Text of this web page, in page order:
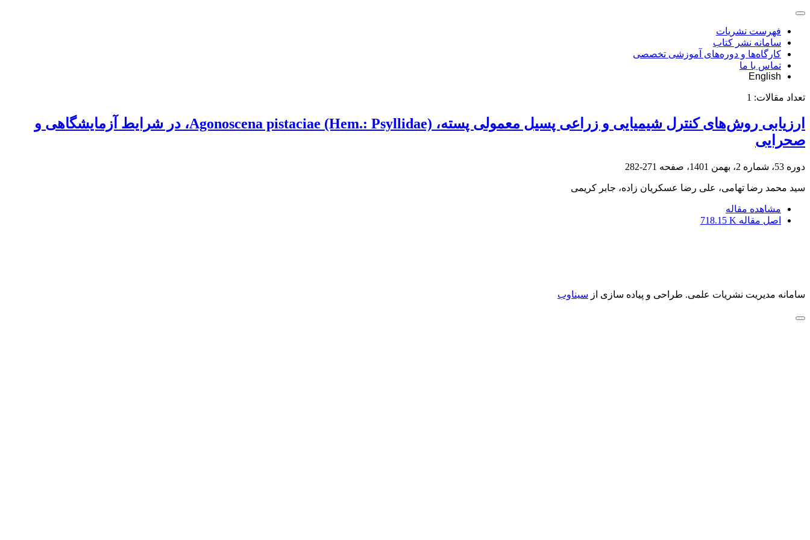
فهرست نشریات
سامانه نشر کتاب
کارگاه‌ها و دوره‌های آموزشی تخصصی
تماس با ما
English
تعداد مقالات: 1
ارزیابی روش‌های کنترل شیمیایی و زراعی پسیل معمولی پسته، Agonoscena pistaciae (Hem.: Psyllidae)، در شرایط آزمایشگاهی و
صحرایی
دوره 53، شماره 2، بهمن 1401، صفحه 271-282
سید محمد رضا تهامی، علی رضا عسکریان زاده، جابر کریمی
مشاهده مقاله
اصل مقاله 718.15 K
سامانه مدیریت نشریات علمی. طراحی و پیاده سازی از سیناوب